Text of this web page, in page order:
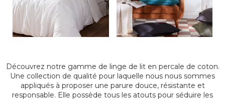
Découvrez notre gamme de linge de lit en percale de coton.
Une collection de qualité pour laquelle nous nous sommes
appliqués à proposer une parure douce, résistante et
responsable. Elle possède tous les atouts pour séduire les